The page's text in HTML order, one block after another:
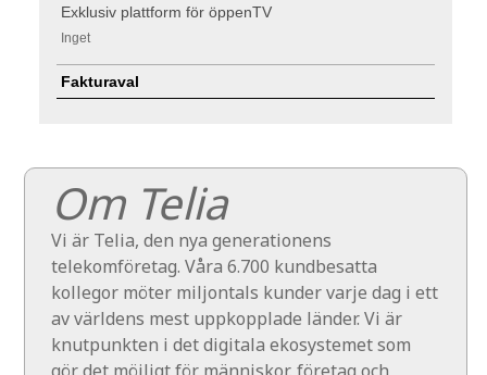
Exklusiv plattform för öppenTV
Inget
Fakturaval
Om Telia
Vi är Telia, den nya generationens
telekomföretag. Våra 6.700 kundbesatta
kollegor möter miljontals kunder varje dag i ett
av världens mest uppkopplade länder. Vi är
knutpunkten i det digitala ekosystemet som
gör det möjligt för människor, företag och